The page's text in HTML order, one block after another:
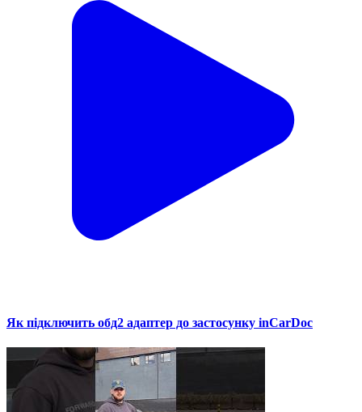
Як підключить обд2 адаптер до застосунку inCarDoc